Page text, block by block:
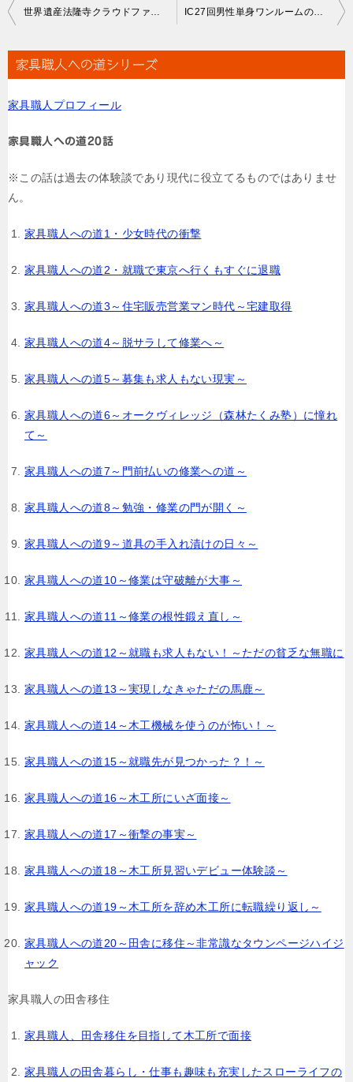
投
ナ
ゲ
ー
ョ
家具職人への道シリーズ
家具職人プロフィール
家具職人への道20話
※この話は過去の体験談であり現代に役立てるものではありませ
ん。
家具職人への道1・少女時代の衝撃
家具職人への道2・就職で東京へ行くもすぐに退職
家具職人への道3～住宅販売営業マン時代～宅建取得
家具職人への道4～脱サラして修業へ～
家具職人への道5～募集も求人もない現実～
家具職人への道6～オークヴィレッジ（森林たくみ塾）に憧れ
て～
家具職人への道7～門前払いの修業への道～
家具職人への道8～勉強・修業の門が開く～
家具職人への道9～道具の手入れ漬けの日々～
家具職人への道10～修業は守破離が大事～
家具職人への道11～修業の根性鍛え直し～
家具職人への道12～就職も求人もない！～ただの貧乏な無職に
家具職人への道13～実現しなきゃただの馬鹿～
家具職人への道14～木工機械を使うのが怖い！～
家具職人への道15～就職先が見つかった？！～
家具職人への道16～木工所にいざ面接～
家具職人への道17～衝撃の事実～
家具職人への道18～木工所見習いデビュー体験談～
家具職人への道19～木工所を辞め木工所に転職繰り返し～
家具職人への道20～田舎に移住～非常識なタウンページハイジ
ャック
家具職人の田舎移住
家具職人、田舎移住を目指して木工所で面接
家具職人の田舎暮らし・仕事も趣味も充実したスローライフの